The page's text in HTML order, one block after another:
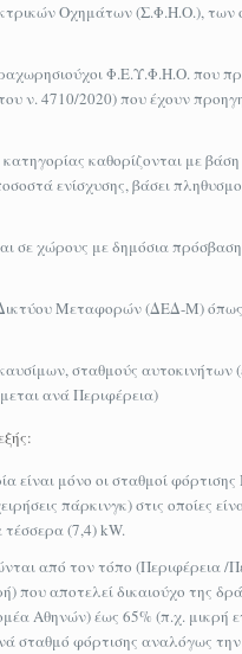
Οχημάτων (Σ.Φ.Η.Ο.), των
Φ.Ε.Υ.Φ.Η.Ο. που
4710/2020) που έχουν
κατηγορίας καθορίζονται με
ενίσχυσης, βάσει
σε χώρους με δημόσια
Μεταφορών (ΔΕΔ-Μ)
σταθμούς αυτοκινήτων
ανά Περιφέρεια)
είναι μόνο οι σταθμοί
πάρκινγκ) στις οποίες
(7,4) kW.
από τον τόπο (Περιφέρεια /
που αποτελεί δικαιούχο της
Αθηνών) έως 65% (π.χ. μικρή
σταθμό φόρτισης αναλόγως